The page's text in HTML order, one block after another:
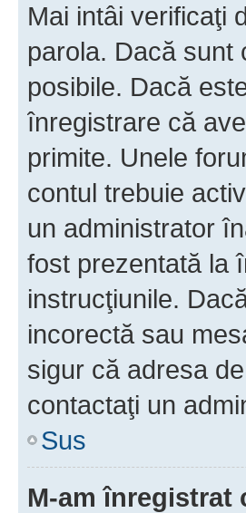
Mai intâi verificaţi
parola. Dacă sunt
posibile. Dacă
înregistrare că
primite. Unele
contul trebuie
un administrator
fost prezentată la
instrucţiunile.
incorectă sau
sigur că adresa
contactaţi un
Sus
M-am înregistrat